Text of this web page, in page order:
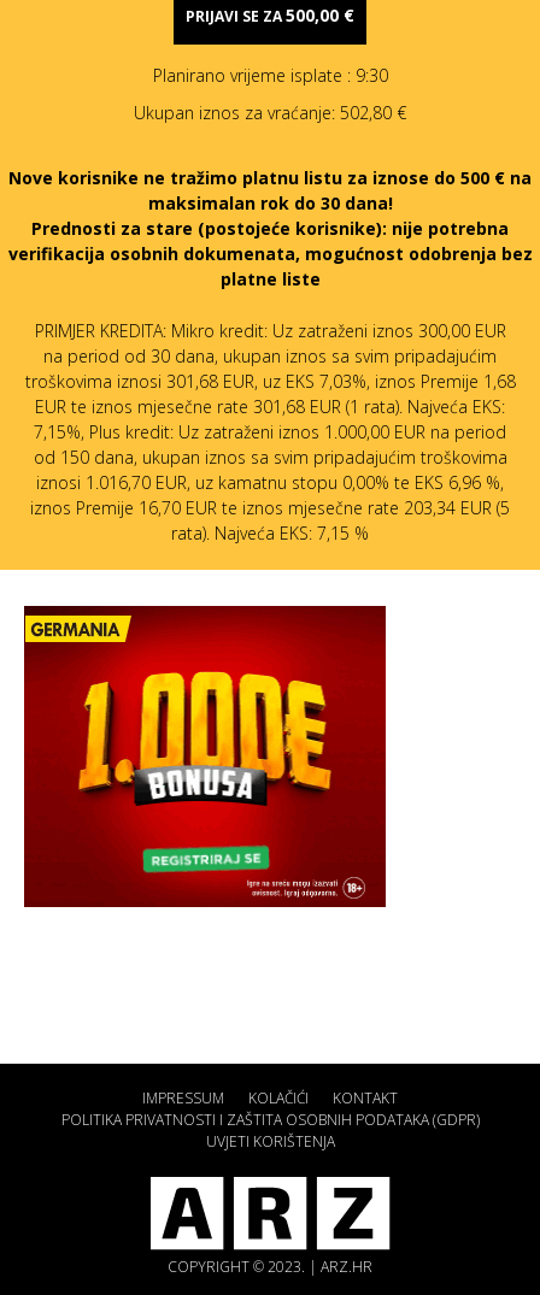
PRIJAVI SE ZA500,00 €
Planirano vrijeme isplate : 9:30
Ukupan iznos za vraćanje: 502,80 €
Nove korisnike ne tražimo platnu listu za iznose do 500 € na
maksimalan rok do 30 dana!
Prednosti za stare (postojeće korisnike): nije potrebna
verifikacija osobnih dokumenata, mogućnost odobrenja bez
platne liste
PRIMJER KREDITA: Mikro kredit: Uz zatraženi iznos 300,00 EUR
na period od 30 dana, ukupan iznos sa svim pripadajućim
troškovima iznosi 301,68 EUR, uz EKS 7,03%, iznos Premije 1,68
EUR te iznos mjesečne rate 301,68 EUR (1 rata). Najveća EKS:
7,15%, Plus kredit: Uz zatraženi iznos 1.000,00 EUR na period
od 150 dana, ukupan iznos sa svim pripadajućim troškovima
iznosi 1.016,70 EUR, uz kamatnu stopu 0,00% te EKS 6,96 %,
iznos Premije 16,70 EUR te iznos mjesečne rate 203,34 EUR (5
rata). Najveća EKS: 7,15 %
IMPRESSUM KOLAČIĆI
KONTAKT
POLITIKA PRIVATNOSTI I ZAŠTITA OSOBNIH PODATAKA (GDPR)
UVJETI KORIŠTENJA
COPYRIGHT © 2023. | ARZ.HR